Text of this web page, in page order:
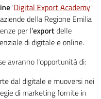
'Digital Export Academy'
della Regione Emilia
per l'exportdelle
di digitale e online.
avranno l'opportunità di:
dal digitale e muoversi nei
di marketing fornite in